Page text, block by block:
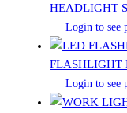
HEADLIGHT
Login to see
FLASHLIGHT
Login to see